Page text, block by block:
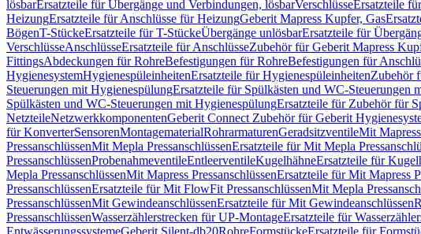
lösbarErsatzteile für Übergänge und Verbindungen, lösbarVerschlüsseErsatzteile
HeizungErsatzteile für Anschlüsse für HeizungGeberit Mapress Kupfer, Gas
BögenT-StückeErsatzteile für T-StückeÜbergänge unlösbarErsatzteile für
VerschlüsseAnschlüsseErsatzteile für AnschlüsseZubehör für Geberit Mapress
FittingsAbdeckungen für RohreBefestigungen für RohreBefestigungen für
HygienesystemHygienespüleinheitenErsatzteile für HygienespüleinheitenZubehör
Steuerungen mit HygienespülungErsatzteile für Spülkästen und WC-Steuerungen
Spülkästen und WC-Steuerungen mit HygienespülungErsatzteile für Zubehör für
NetzteileNetzwerkkomponentenGeberit Connect Zubehör für Geberit
für KonverterSensorenMontagematerialRohrarmaturenGeradsitzventileMit
PressanschlüssenMit Mepla PressanschlüssenErsatzteile für Mit Mepla
PressanschlüssenProbenahmeventileEntleerventileKugelhähneErsatzteile für
Mepla PressanschlüssenMit Mapress PressanschlüssenErsatzteile für Mit Mapress
PressanschlüssenErsatzteile für Mit FlowFit PressanschlüssenMit Mepla
PressanschlüssenMit GewindeanschlüssenErsatzteile für Mit Gewindeanschlüssen
PressanschlüssenWasserzählerstrecken für UP-MontageErsatzteile für
EntwässerungssystemeGeberit Silent-db20RohreFormstückeErsatzteile für